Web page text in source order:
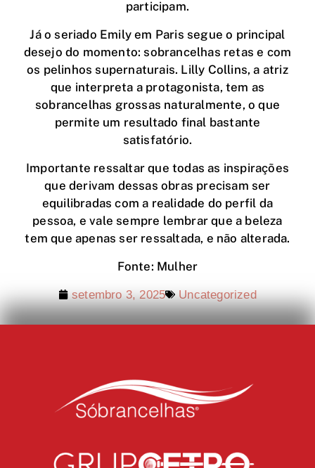
participam.
Já o seriado Emily em Paris segue o principal
desejo do momento: sobrancelhas retas e com
os pelinhos supernaturais. Lilly Collins, a atriz
que interpreta a protagonista, tem as
sobrancelhas grossas naturalmente, o que
permite um resultado final bastante
satisfatório.
Importante ressaltar que todas as inspirações
que derivam dessas obras precisam ser
equilibradas com a realidade do perfil da
pessoa, e vale sempre lembrar que a beleza
tem que apenas ser ressaltada, e não alterada.
Fonte: Mulher
setembro 3, 2025 Uncategorized